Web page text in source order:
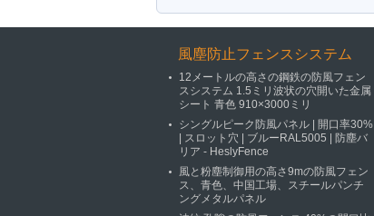
風塵防止フェンスシステム
12メートルの高さの鋼鉄の防風フェン
スシステム 1.5ミリ波状の穴開いた金属
シート 青色 910×3000ミリ
シングルピーク防風パネル | 開口率30%
| スロット穴 | ブルーRAL5005 | 防塵バ
リア - HeslyFence
風と粉塵制御用の高さ9mの防風フェン
ス、青色、中国工場、スチールパンチ
ングメタルパネル